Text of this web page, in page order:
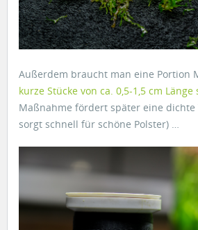
Außerdem braucht man eine Portion
kurze Stücke von ca. 0,5-1,5 cm
Maßnahme fördert später eine dichte
sorgt schnell für schöne Polster) …